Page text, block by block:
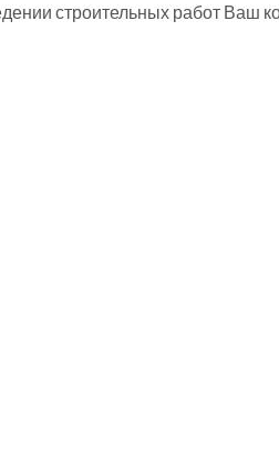
строительных работ Ваш